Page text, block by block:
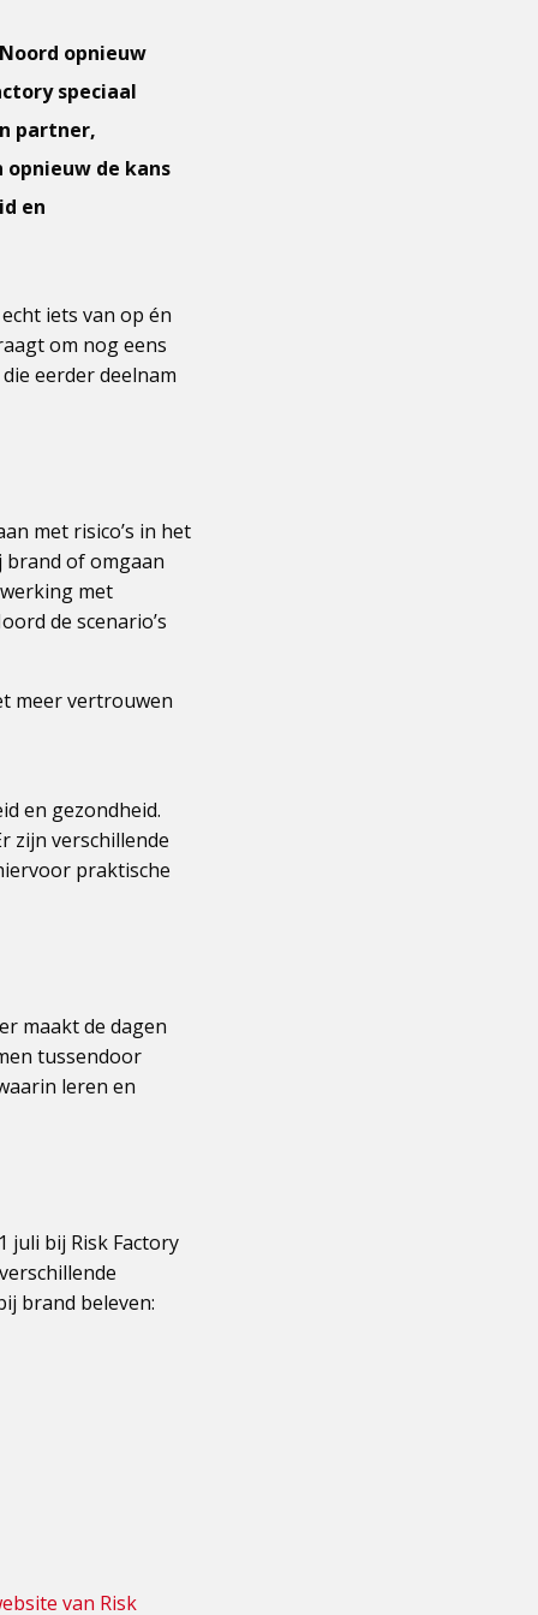
opnieuw
speciaal
partner,
de kans
en
iets van op én
om nog eens
eerder deelnam
met risico’s in het
brand of omgaan
met
de scenario’s
meer vertrouwen
en gezondheid.
zijn verschillende
praktische
maakt de dagen
tussendoor
leren en
juli bij Risk Factory
brand beleven:
van Risk